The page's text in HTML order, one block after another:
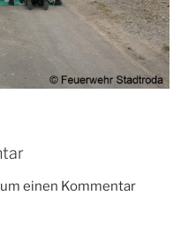
einen Kommentar